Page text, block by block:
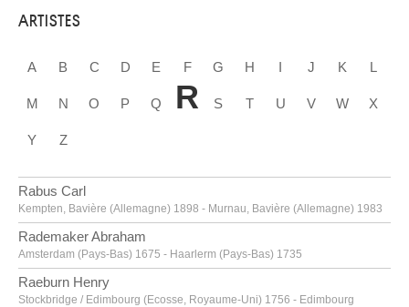
ARTISTES
A B C D E F G H I J K L
M N O P Q R S T U V W X
Y Z
Rabus Carl
Kempten, Bavière (Allemagne) 1898 - Murnau, Bavière (Allemagne) 1983
Rademaker Abraham
Amsterdam (Pays-Bas) 1675 - Haarlerm (Pays-Bas) 1735
Raeburn Henry
Stockbridge / Edimbourg (Ecosse, Royaume-Uni) 1756 - Edimbourg